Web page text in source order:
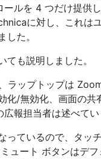
ルを 4 つだけ提供
に対し、これは
た。
も説明しました。
ラップトップは
化/無効化、画面の
報担当者は述べてい
っているので、タッ
ュート ボタンはデ